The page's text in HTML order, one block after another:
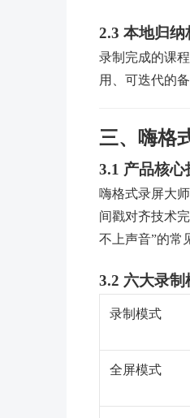
2.3 本地归
录制完成的课
用、可迭代的
三、嗨格
3.1 产品核
嗨格式录屏大
间戳对齐技术
不上声音”的常
3.2 六大录
录制模式
全屏模式